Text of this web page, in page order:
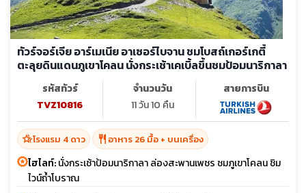
ทัวร์จอร์เจีย อาร์เมเนีย อาเซอร์ไบจาน ชมโบสถ์เกอร์เกตี้
ตะลุยดินแดนภูเขาโคลน นั่งกระเช้าเคเบิ้ลขึ้นชมป้อมนาริกาลา
รหัสทัวร์
TVZ10816
จำนวนวัน
11 วัน 10 คืน
สายการบิน
hotel_classโรงแรม 4 ดาว restaurant อาหาร 26 มื้อ + บนเครื่อง
ไฮไลท์:นั่งกระเช้าป้อมนาริกาลา ล่องสะพานเพชร ชมภูเขาโคลน ชิม
ไวน์ถ้ำโบราณ